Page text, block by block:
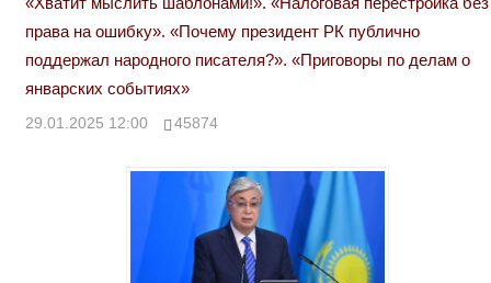
права на ошибку». «Почему президент РК публично
поддержал народного писателя?». «Приговоры по делам о
январских событиях»
29.01.2025 12:00 45874